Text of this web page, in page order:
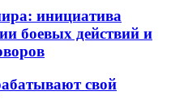
инициатива
боевых действий и
свой